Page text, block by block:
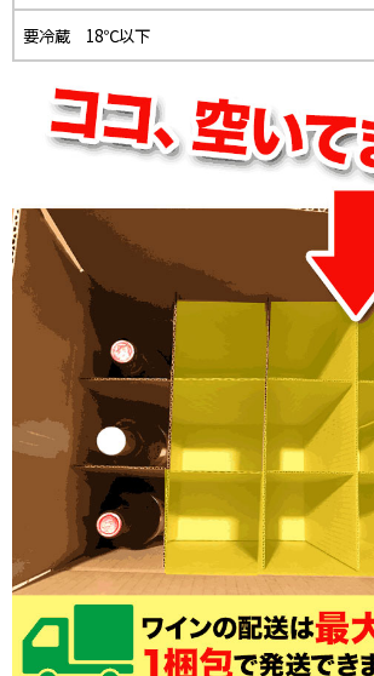
要冷蔵 18℃以下